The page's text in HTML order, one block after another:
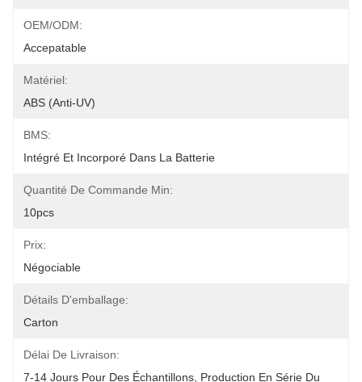
OEM/ODM:
Accepatable
Matériel:
ABS (anti-UV)
BMS:
Intégré Et Incorporé Dans La Batterie
Quantité De Commande Min:
10pcs
Prix:
Négociable
Détails D'emballage:
Carton
Délai De Livraison:
7-14 Jours Pour Des Échantillons, Production En Série Du